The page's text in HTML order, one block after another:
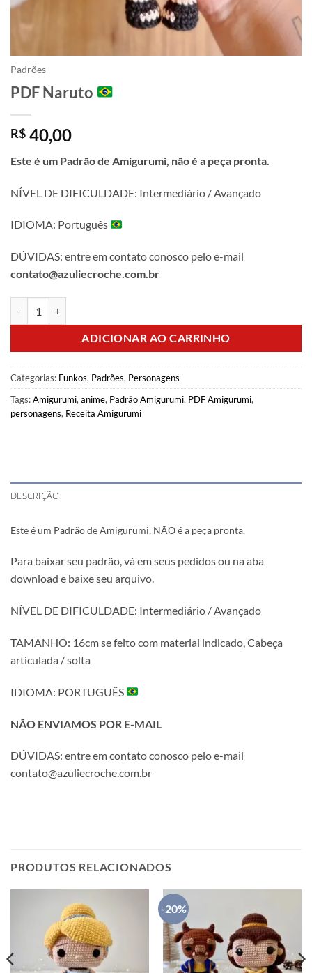
Padrões
PDF Naruto
R$ 40,00
Este é um Padrão de Amigurumi, não é a peça pronta.
NÍVEL DE DIFICULDADE: Intermediário / Avançado
IDIOMA: Português
DÚVIDAS: entre em contato conosco pelo e-mail
contato@azuliecroche.com.br
ADICIONAR AO CARRINHO
Categorias: Funkos, Padrões, Personagens
Tags:Amigurumi, anime, Padrão Amigurumi, PDF Amigurumi,
personagens, Receita Amigurumi
DESCRIÇÃO
Este é um Padrão de Amigurumi, NÃO é a peça pronta.
Para baixar seu padrão, vá em seus pedidos ou na aba
download e baixe seu arquivo.
NÍVEL DE DIFICULDADE: Intermediário / Avançado
TAMANHO: 16cm se feito com material indicado, Cabeça
articulada / solta
IDIOMA: PORTUGUÊS
NÃO ENVIAMOS POR E-MAIL
DÚVIDAS: entre em contato conosco pelo e-mail
contato@azuliecroche.com.br
PRODUTOS RELACIONADOS
-20%